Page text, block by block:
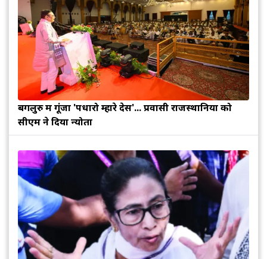
बेंगलुरु में गूंजा 'पधारो म्हारे देस'... प्रवासी राजस्थानियों को
सीएम ने दिया न्योता